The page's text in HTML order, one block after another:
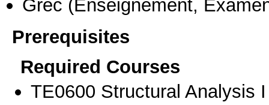
Grec (Enseignement,
Prerequisites
Required Courses
ΤΕ0600 Structural Analysis I